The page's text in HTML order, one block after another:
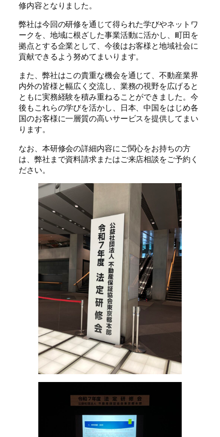
修内容となりました。
弊社は今回の研修を通じて得られた学びやネットワ
ークを、地域に根ざした事業活動に活かし、町田を
拠点とする企業として、今後はお客様と地域社会に
貢献できるよう努めてまいります。
また、弊社はこの貴重な機会を通じて、不動産業界
内外の皆様と幅広く交流し、業務の視野を広げると
ともに実務経験を積み重ねることができました。今
後もこれらの学びを活かし、日本、中国をはじめ各
国のお客様に一層質の高いサービスを提供してまい
ります。
なお、本研修会の詳細内容にご関心をお持ちの方
は、弊社まで資料請求またはご来店相談をご予約く
ださい。